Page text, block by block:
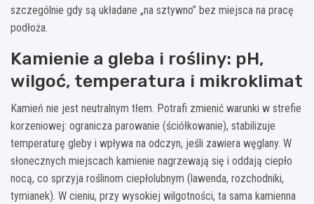
szczególnie gdy są układane „na sztywno” bez miejsca na pracę
podłoża.
Kamienie a gleba i rośliny: pH,
wilgoć, temperatura i mikroklimat
Kamień nie jest neutralnym tłem. Potrafi zmienić warunki w strefie
korzeniowej: ogranicza parowanie (ściółkowanie), stabilizuje
temperaturę gleby i wpływa na odczyn, jeśli zawiera węglany. W
słonecznych miejscach kamienie nagrzewają się i oddają ciepło
nocą, co sprzyja roślinom ciepłolubnym (lawenda, rozchodniki,
tymianek). W cieniu, przy wysokiej wilgotności, ta sama kamienna